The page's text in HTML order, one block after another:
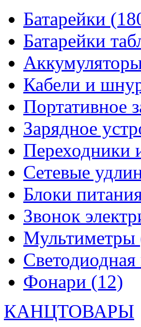
Батарейки
Батарейки
Кабели и
Портативное
Зарядное
Переходники
Сетевые
Блоки
Звонок
Мультиметры
Фонари (12)
КАНЦТОВАРЫ